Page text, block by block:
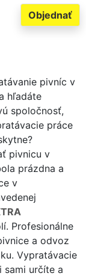
Objednať
pivníc v
hľadáte
spoločnosť,
práce
pivnicu v
prázdna a
v
Profesionálne
a odvoz
Vypratávacie
sami určíte a